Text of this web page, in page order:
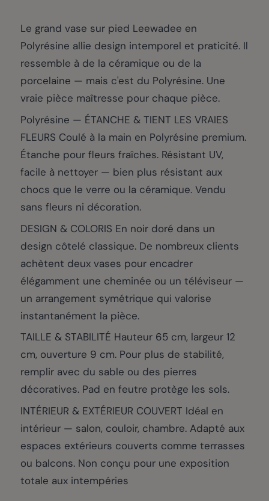
Le grand vase sur pied Leewadee en
Polyrésine allie design intemporel et praticité. Il
ressemble à de la céramique ou de la
porcelaine — mais c'est du Polyrésine. Une
vraie pièce maîtresse pour chaque pièce.
Polyrésine — ÉTANCHE & TIENT LES VRAIES
FLEURS Coulé à la main en Polyrésine premium.
Étanche pour fleurs fraîches. Résistant UV,
facile à nettoyer — bien plus résistant aux
chocs que le verre ou la céramique. Vendu
sans fleurs ni décoration.
DESIGN & COLORIS En noir doré dans un
design côtelé classique. De nombreux clients
achètent deux vases pour encadrer
élégamment une cheminée ou un téléviseur —
un arrangement symétrique qui valorise
instantanément la pièce.
TAILLE & STABILITÉ Hauteur 65 cm, largeur 12
cm, ouverture 9 cm. Pour plus de stabilité,
remplir avec du sable ou des pierres
décoratives. Pad en feutre protège les sols.
INTÉRIEUR & EXTÉRIEUR COUVERT Idéal en
intérieur — salon, couloir, chambre. Adapté aux
espaces extérieurs couverts comme terrasses
ou balcons. Non conçu pour une exposition
totale aux intempéries